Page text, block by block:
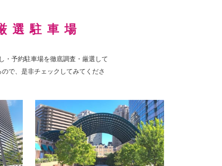
選駐車場
・予約駐車場を徹底調査・厳選して
で、是非チェックしてみてくださ